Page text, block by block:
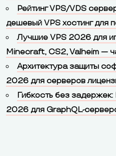
Рейтинг VPS/VDS
дешевый VPS хостинг для
Лучшие VPS 2026 для
Minecraft, CS2, Valheim —
Архитектура защиты
2026 для серверов
Гибкость без задержек:
2026 для GraphQL-